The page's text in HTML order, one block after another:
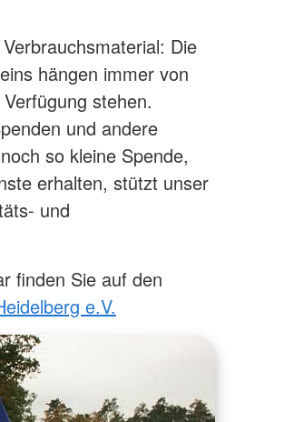
Die
hängen immer von
stehen.
und andere
so kleine Spende,
erhalten, stützt unser
und
finden Sie auf den
e.V.